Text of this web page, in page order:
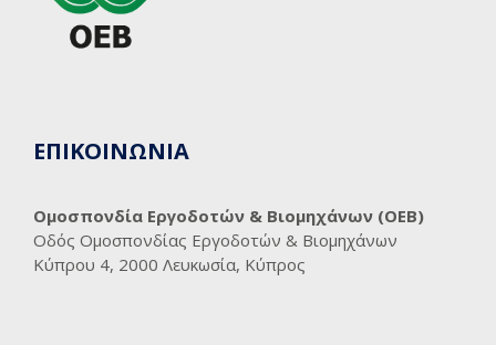
ΕΠΙΚΟΙΝΩΝΙΑ
Ομοσπονδία Εργοδοτών & Βιομηχάνων (ΟΕΒ)
Οδός Ομοσπονδίας Εργοδοτών & Βιομηχάνων
Κύπρου 4, 2000 Λευκωσία, Κύπρος